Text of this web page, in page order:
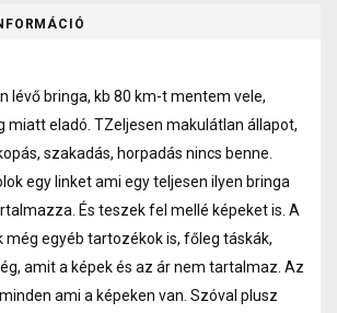
lévő bringa, kb 80 km-t mentem vele,
miatt eladó. TZeljesen makulátlan állapot,
szakadás, horpadás nincs benne.
egy linket ami egy teljesen ilyen bringa
És teszek fel mellé képeket is. A
még egyéb tartozékok is, főleg táskák,
amit a képek és az ár nem tartalmaz. Az
ami a képeken van. Szóval plusz